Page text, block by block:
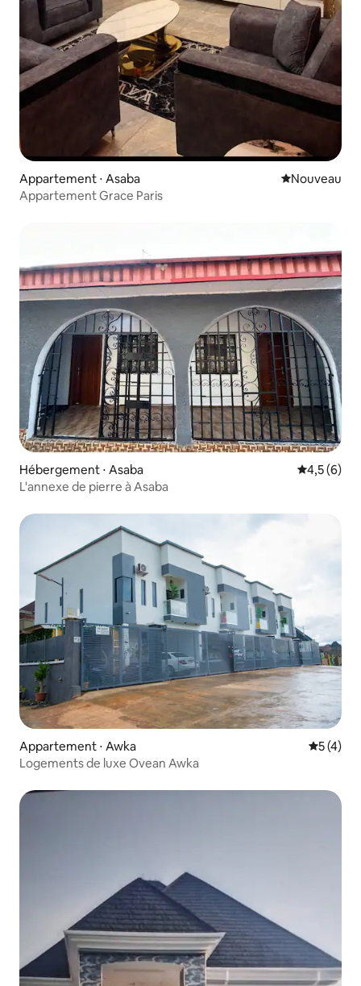
Appartement ⋅ Asaba Nouvel
Nouveau
Appartement Grace Paris
Hébergement ⋅ Asaba Évaluation
4,5 (6)
L'annexe de pierre à Asaba
Appartement ⋅ Awka
5 (4)
Logements de luxe Ovean Awka